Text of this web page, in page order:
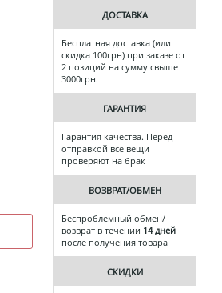
ДОСТАВКА
Бесплатная доставка (или
скидка 100грн) при заказе от
2 позиций на сумму свыше
3000грн.
ГАРАНТИЯ
Гарантия качества. Перед
отправкой все вещи
проверяют на брак
ВОЗВРАТ/ОБМЕН
Беспроблемный обмен/
возврат в течении 14 дней
после получения товара
СКИДКИ